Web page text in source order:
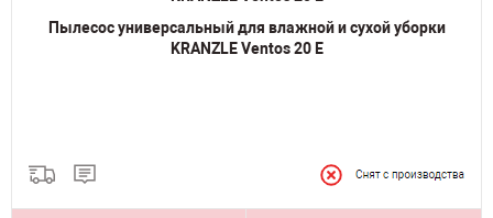
Пылесос универсальный для влажной и сухой уборки
KRANZLE Ventos 20 E